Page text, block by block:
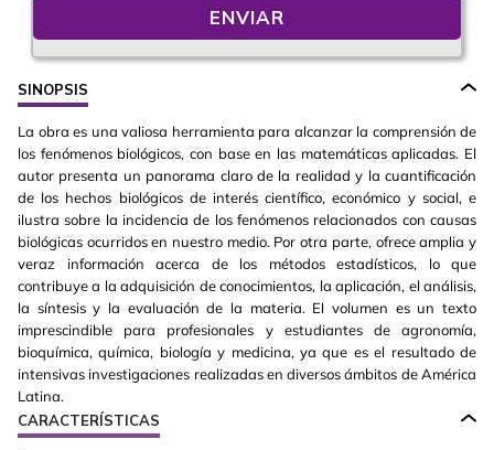
ENVIAR
SINOPSIS
La obra es una valiosa herramienta para alcanzar la comprensión de
los fenómenos biológicos, con base en las matemáticas aplicadas. El
autor presenta un panorama claro de la realidad y la cuantificación
de los hechos biológicos de interés científico, económico y social, e
ilustra sobre la incidencia de los fenómenos relacionados con causas
biológicas ocurridos en nuestro medio. Por otra parte, ofrece amplia y
veraz información acerca de los métodos estadísticos, lo que
contribuye a la adquisición de conocimientos, la aplicación, el análisis,
la síntesis y la evaluación de la materia. El volumen es un texto
imprescindible para profesionales y estudiantes de agronomía,
bioquímica, química, biología y medicina, ya que es el resultado de
intensivas investigaciones realizadas en diversos ámbitos de América
Latina.
CARACTERÍSTICAS